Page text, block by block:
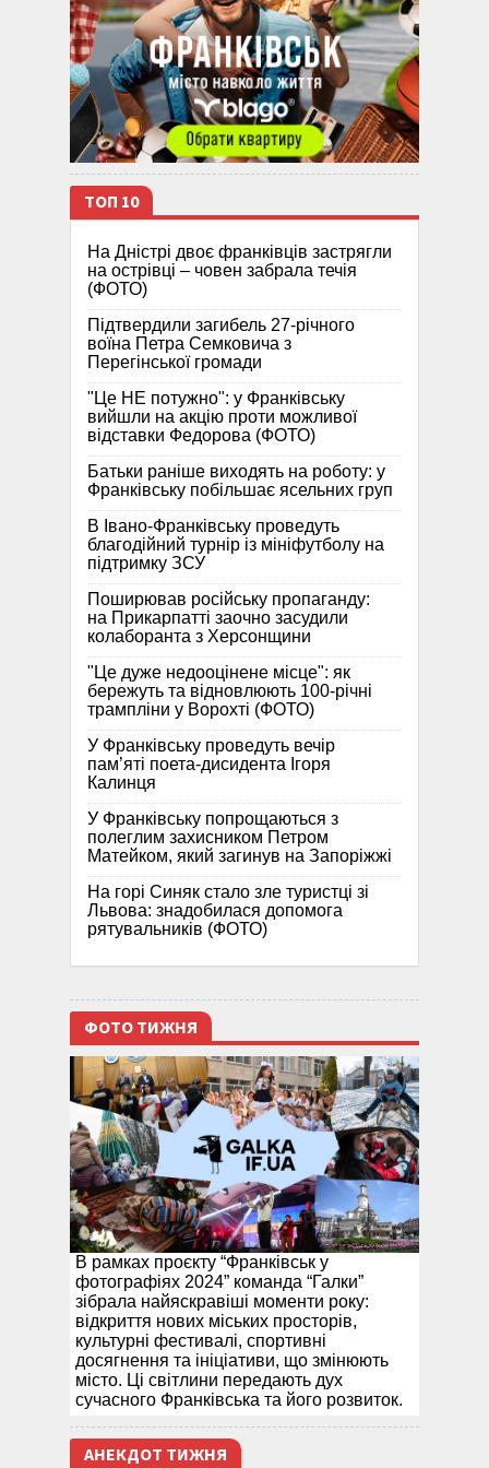
ТОП 10
На Дністрі двоє франківців застрягли
на острівці – човен забрала течія
(ФОТО)
Підтвердили загибель 27-річного
воїна Петра Семковича з
Перегінської громади
"Це НЕ потужно": у Франківську
вийшли на акцію проти можливої
відставки Федорова (ФОТО)
Батьки раніше виходять на роботу: у
Франківську побільшає ясельних груп
В Івано-Франківську проведуть
благодійний турнір із мініфутболу на
підтримку ЗСУ
Поширював російську пропаганду:
на Прикарпатті заочно засудили
колаборанта з Херсонщини
"Це дуже недооцінене місце": як
бережуть та відновлюють 100-річні
трампліни у Ворохті (ФОТО)
У Франківську проведуть вечір
пам’яті поета-дисидента Ігоря
Калинця
У Франківську попрощаються з
полеглим захисником Петром
Матейком, який загинув на Запоріжжі
На горі Синяк стало зле туристці зі
Львова: знадобилася допомога
рятувальників (ФОТО)
ФОТО ТИЖНЯ
В рамках проєкту “Франківськ у
фотографіях 2024” команда “Галки”
зібрала найяскравіші моменти року:
відкриття нових міських просторів,
культурні фестивалі, спортивні
досягнення та ініціативи, що змінюють
місто. Ці світлини передають дух
сучасного Франківська та його розвиток.
АНЕКДОТ ТИЖНЯ